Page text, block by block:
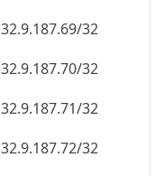
32.9.187.69/32
32.9.187.70/32
32.9.187.71/32
32.9.187.72/32